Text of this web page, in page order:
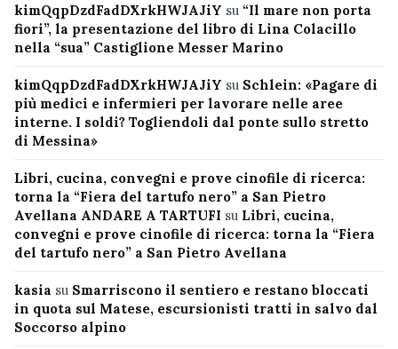
kimQqpDzdFadDXrkHWJAJiY su “Il mare non porta
fiori”, la presentazione del libro di Lina Colacillo
nella “sua” Castiglione Messer Marino
kimQqpDzdFadDXrkHWJAJiY su Schlein: «Pagare di
più medici e infermieri per lavorare nelle aree
interne. I soldi? Togliendoli dal ponte sullo stretto
di Messina»
Libri, cucina, convegni e prove cinofile di ricerca:
torna la “Fiera del tartufo nero” a San Pietro
Avellana ANDARE A TARTUFI su Libri, cucina,
convegni e prove cinofile di ricerca: torna la “Fiera
del tartufo nero” a San Pietro Avellana
kasia su Smarriscono il sentiero e restano bloccati
in quota sul Matese, escursionisti tratti in salvo dal
Soccorso alpino